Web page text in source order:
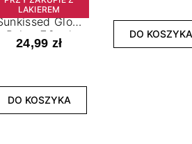
LAKIEREM
Lakier klasyczny
Glow
Beige 7,2 ml
24,99 zł
DO KOSZYKA
DO KOSZYKA